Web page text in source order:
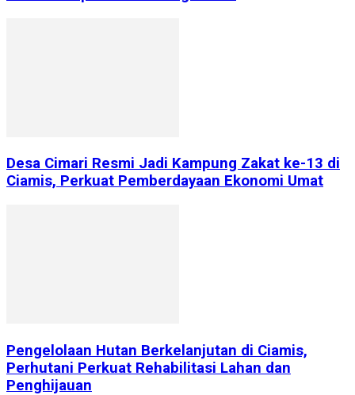
Desa Cimari Resmi Jadi Kampung Zakat ke-13 di
Ciamis, Perkuat Pemberdayaan Ekonomi Umat
Pengelolaan Hutan Berkelanjutan di Ciamis,
Perhutani Perkuat Rehabilitasi Lahan dan
Penghijauan